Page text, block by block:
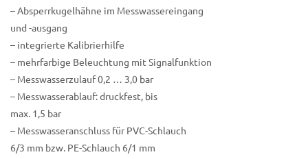
– Absperrkugelhähne im Messwassereingang
und -ausgang
– integrierte Kalibrierhilfe
– mehrfarbige Beleuchtung mit Signalfunktion
– Messwasserzulauf 0,2 … 3,0 bar
– Messwasserablauf: druckfest, bis
max. 1,5 bar
– Messwasseranschluss für PVC-Schlauch
6/3 mm bzw. PE-Schlauch 6/1 mm